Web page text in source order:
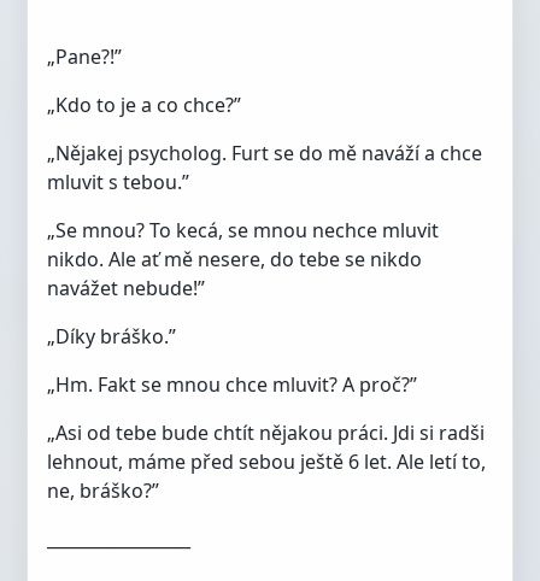
„Pane?!”
„Kdo to je a co chce?”
„Nějakej psycholog. Furt se do mě naváží a chce
mluvit s tebou.”
„Se mnou? To kecá, se mnou nechce mluvit
nikdo. Ale ať mě nesere, do tebe se nikdo
navážet nebude!”
„Díky bráško.”
„Hm. Fakt se mnou chce mluvit? A proč?”
„Asi od tebe bude chtít nějakou práci. Jdi si radši
lehnout, máme před sebou ještě 6 let. Ale letí to,
ne, bráško?”